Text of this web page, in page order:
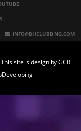
INFO@BHCLUBBING.COM
site is design byGCR